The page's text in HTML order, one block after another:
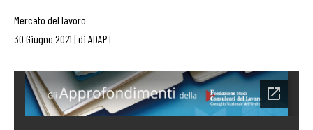
Mercato del lavoro
30 Giugno 2021 | di ADAPT